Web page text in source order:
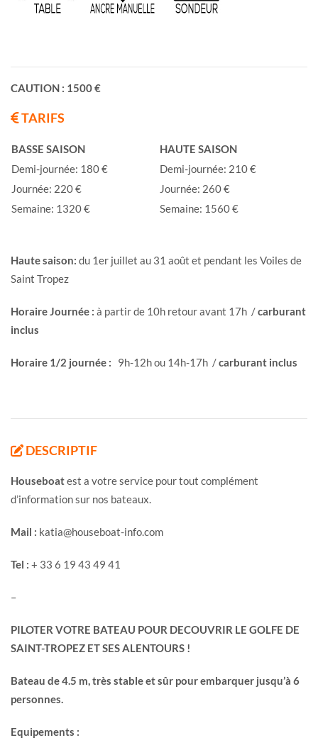
CAUTION : 1500 €
TARIFS
BASSE SAISON
HAUTE SAISON
Demi-journée: 180 €
Demi-journée: 210 €
Journée: 220 €
Journée: 260 €
Semaine: 1320 €
Semaine: 1560 €
Haute saison: du 1er juillet au 31 août et pendant les Voiles de
Saint Tropez
Horaire Journée : à partir de 10h retour avant 17h /carburant
inclus
Horaire 1/2 journée : 9h-12h ou 14h-17h /carburant inclus
DESCRIPTIF
Houseboatest a votre service pour tout complément
d’information sur nos bateaux.
Mail : katia@houseboat-info.com
Tel : + 33 6 19 43 49 41
–
PILOTER VOTRE BATEAU POUR DECOUVRIR LE GOLFE DE
SAINT-TROPEZ ET SES ALENTOURS !
Bateau de 4.5 m, très stable et sûr pour embarquer jusqu’à 6
personnes.
Equipements :